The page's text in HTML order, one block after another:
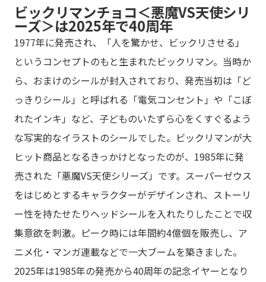
ビックリマンチョコ＜悪魔VS天使シリ
ーズ＞は2025年で40周年
1977年に発売され、「人を驚かせ、ビックリさせる」
というコンセプトのもと生まれたビックリマン。当時か
ら、おまけのシールが封入されており、発売当初は「ど
っきりシール」と呼ばれる「電気コンセント」や「こぼ
れたインキ」など、子どものいたずら心をくすぐるよう
な写実的なイラストのシールでした。ビックリマンが大
ヒット商品となるきっかけとなったのが、1985年に発
売された「悪魔VS天使シリーズ」です。スーパーゼウス
をはじめとするキャラクターがデザインされ、ストーリ
ー性を持たせたりヘッドシールを入れたりしたことで収
集意欲を刺激。ピーク時には年間約4億個を販売し、ア
ニメ化・マンガ連載などで一大ブームを築きました。
2025年は1985年の発売から40周年の記念イヤーとなり